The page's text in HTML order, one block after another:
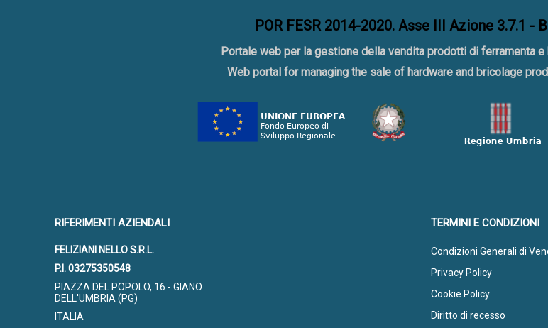
POR FESR 2014-2020. Asse III Azione 3.7.1 -
Portale web per la gestione della vendita prodotti di ferramenta
Web portal for managing the sale of hardware and bricolage
RIFERIMENTI AZIENDALI
FELIZIANI NELLO S.R.L.
P.I. 03275350548
PIAZZA DEL POPOLO, 16 - GIANO
DELL'UMBRIA (PG)
ITALIA
TERMINI E CONDIZIONI
Condizioni Generali di
Privacy Policy
Cookie Policy
Diritto di recesso